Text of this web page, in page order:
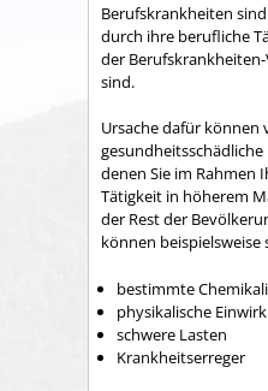
Berufskrankheiten
durch ihre berufliche
der
sind.
Ursache dafür können
denen Sie im Rahmen
Tätigkeit in höherem
der Rest der
können beispielsweise
bestimmte
physikalische
schwere Lasten
Krankheitserreger